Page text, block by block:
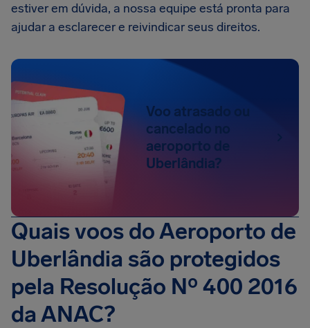
estiver em dúvida, a nossa equipe está pronta para
ajudar a esclarecer e reivindicar seus direitos.
Voo atrasado ou
cancelado no
aeroporto de
Uberlândia?
Quais voos do Aeroporto de
Uberlândia são protegidos
pela Resolução Nº 400 2016
da ANAC?